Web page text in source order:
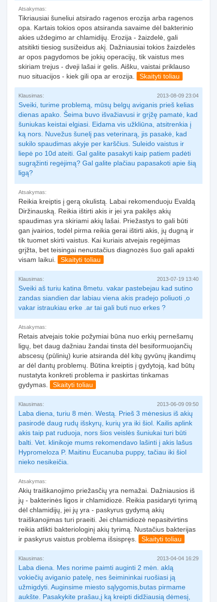
Atsakymas:
Tikriausiai šuneliui atsirado ragenos erozija arba ragenos
opa. Kartais tokios opos atsiranda savaime dėl bakterinio
akies uždegimo ar chlamidijų. Erozija - žaizdelė, gali
atsitikti tiesiog susižeidus akį. Dažniausiai tokios žaizdelės
ar opos pagydomos be jokių operacijų, tik vaistus mes
skiriam trejus - dveji lašai ir gelis. Aišku, vaistai priklauso
nuo situacijos - kiek gili opa ar erozija.
Skaityti toliau
Klausimas: 2013-08-09 23:04
Sveiki, turime problemą, mūsų belgų aviganis prieš kelias
dienas apako. Šeima buvo išvažiavusi ir grįžę pamatė, kad
šuniukas keistai elgiasi. Eidama vis užkliūna, atsitrenkia į
ką nors. Nuvežus šunelį pas veterinarą, jis pasakė, kad
sukilo spaudimas akyje per karščius. Suleido vaistus ir
liepė po 10d ateiti. Gal galite pasakyti kaip patiem padėti
sugrąžinti regėjimą? Gal galite plačiau papasakoti apie šią
ligą?
Atsakymas:
Reikia kreiptis į gerą okulistą. Labai rekomenduoju Evaldą
Diržinauską. Reikia ištirti akis ir jei yra pakilęs akių
spaudimas yra skiriami akių lašai. Priežastys to gali būti
gan įvairios, todėl pirma reikia gerai ištirti akis, jų dugną ir
tik tuomet skirti vaistus. Kai kuriais atvejais regėjimas
grįžta, bet teisingai nenustačius diagnozės šuo gali apakti
visam laikui.
Skaityti toliau
Klausimas: 2013-07-19 13:40
Sveiki aš turiu katina 8metu. vakar pastebejau kad sutino
zandas siandien dar labiau viena akis pradejo poliuoti ,o
vakar istraukiau erke .ar tai gali buti nuo erkes ?
Atsakymas:
Retais atvejais tokie požymiai būna nuo erkių pernešamų
ligų, bet daug dažniau žandai tinsta dėl besiformuojančių
abscesų (pūlinių) kurie atsiranda dėl kitų gyvūnų įkandimų
ar dėl dantų problemų. Būtina kreiptis į gydytoją, kad būtų
nustatyta konkreti problema ir paskirtas tinkamas
gydymas.
Skaityti toliau
Klausimas: 2013-06-09 09:50
Laba diena, turiu 8 mėn. Westą. Prieš 3 mėnesius iš akių
pasirodė daug rudų išskyrų, kurių yra iki šiol. Kailis aplink
akis taip pat ruduoja, nors šios veislės šuniukai turi būti
balti. Vet. klinikoje mums rekomendavo lašinti į akis lašus
Hypromeloza P. Maitinu Eucanuba puppy, tačiau iki šiol
nieko nesikeičia.
Atsakymas:
Akių traiškanojimo priežasčių yra nemažai. Dažniausios iš
jų - bakterinės ligos ir chlamidiozė. Reikia pasidaryti tyrimą
dėl chlamidijų, jei jų yra - paskyrus gydymą akių
traiškanojimas turi praeiti. Jei chlamidiozė nepasitvirtins
reikia atlikti bakteriologinį akių tyrimą. Nustačius bakterijas
ir paskyrus vaistus problema išsispręs.
Skaityti toliau
Klausimas: 2013-04-04 16:29
Laba diena. Mes norime paimti auginti 2 mėn. aklą
vokiečių aviganio patelę, nes šeimininkai ruošiasi ją
užmigdyti. Auginsime miesto sąlygomis,butas pirmame
aukšte. Pasakykite prašau,į ką kreipti didžiausią dėmesį,